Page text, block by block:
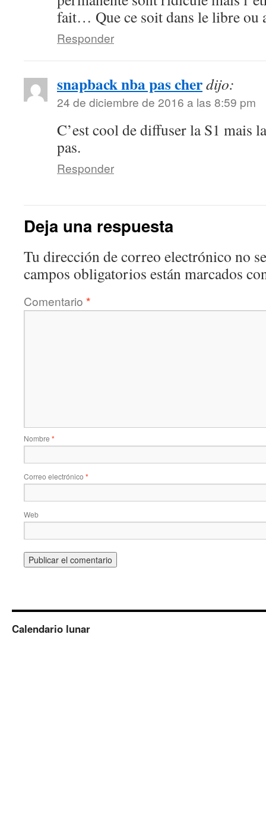
fait… Que ce soit dans le libre ou
Responder
snapback nba pas cherdijo:
24 de diciembre de 2016 a las 8:59 pm
C’est cool de diffuser la S1 mais
pas.
Responder
Deja una respuesta
Tu dirección de correo electrónico no
campos obligatorios están marcados
Comentario *
Nombre *
Correo electrónico *
Web
Calendario lunar